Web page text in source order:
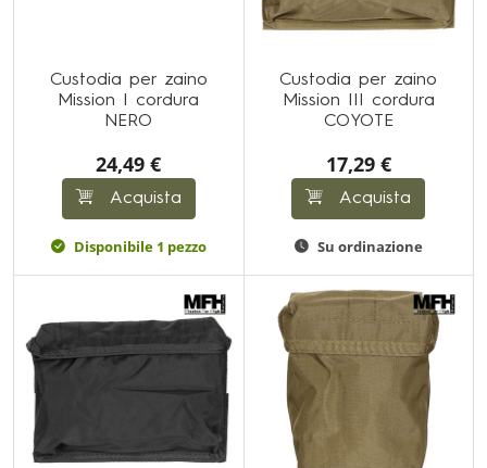
Custodia per zaino
Mission I cordura
NERO
24,49 €
Acquista
Disponibile 1 pezzo
Custodia per zaino
Mission III cordura
COYOTE
17,29 €
Acquista
Su ordinazione